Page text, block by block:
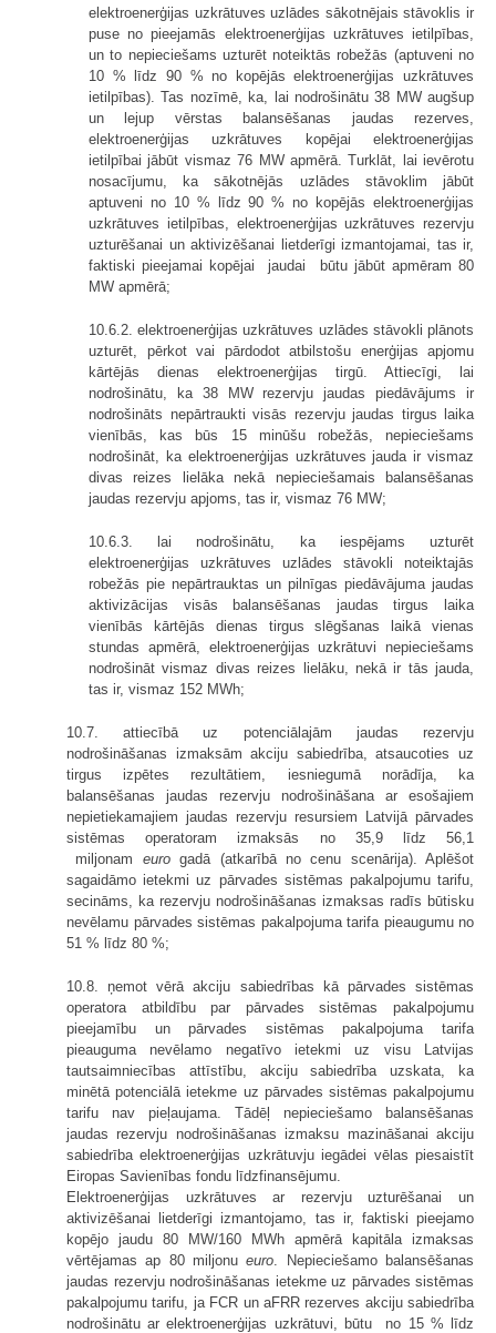
elektroenerģijas uzkrātuves uzlādes sākotnējais stāvoklis ir
puse no pieejamās elektroenerģijas uzkrātuves ietilpības,
un to nepieciešams uzturēt noteiktās robežās (aptuveni no
10 % līdz 90 % no kopējās elektroenerģijas uzkrātuves
ietilpības). Tas nozīmē, ka, lai nodrošinātu 38 MW augšup
un lejup vērstas balansēšanas jaudas rezerves,
elektroenerģijas uzkrātuves kopējai elektroenerģijas
ietilpībai jābūt vismaz 76 MW apmērā. Turklāt, lai ievērotu
nosacījumu, ka sākotnējās uzlādes stāvoklim jābūt
aptuveni no 10 % līdz 90 % no kopējās elektroenerģijas
uzkrātuves ietilpības, elektroenerģijas uzkrātuves rezervju
uzturēšanai un aktivizēšanai lietderīgi izmantojamai, tas ir,
faktiski pieejamai kopējai jaudai būtu jābūt apmēram 80
MW apmērā;
10.6.2. elektroenerģijas uzkrātuves uzlādes stāvokli plānots
uzturēt, pērkot vai pārdodot atbilstošu enerģijas apjomu
kārtējās dienas elektroenerģijas tirgū. Attiecīgi, lai
nodrošinātu, ka 38 MW rezervju jaudas piedāvājums ir
nodrošināts nepārtraukti visās rezervju jaudas tirgus laika
vienībās, kas būs 15 minūšu robežās, nepieciešams
nodrošināt, ka elektroenerģijas uzkrātuves jauda ir vismaz
divas reizes lielāka nekā nepieciešamais balansēšanas
jaudas rezervju apjoms, tas ir, vismaz 76 MW;
10.6.3. lai nodrošinātu, ka iespējams uzturēt
elektroenerģijas uzkrātuves uzlādes stāvokli noteiktajās
robežās pie nepārtrauktas un pilnīgas piedāvājuma jaudas
aktivizācijas visās balansēšanas jaudas tirgus laika
vienībās kārtējās dienas tirgus slēgšanas laikā vienas
stundas apmērā, elektroenerģijas uzkrātuvi nepieciešams
nodrošināt vismaz divas reizes lielāku, nekā ir tās jauda,
tas ir, vismaz 152 MWh;
10.7. attiecībā uz potenciālajām jaudas rezervju
nodrošināšanas izmaksām akciju sabiedrība, atsaucoties uz
tirgus izpētes rezultātiem, iesniegumā norādīja, ka
balansēšanas jaudas rezervju nodrošināšana ar esošajiem
nepietiekamajiem jaudas rezervju resursiem Latvijā pārvades
sistēmas operatoram izmaksās no 35,9 līdz 56,1
miljonam eurogadā (atkarībā no cenu scenārija). Aplēšot
sagaidāmo ietekmi uz pārvades sistēmas pakalpojumu tarifu,
secināms, ka rezervju nodrošināšanas izmaksas radīs būtisku
nevēlamu pārvades sistēmas pakalpojuma tarifa pieaugumu no
51 % līdz 80 %;
10.8. ņemot vērā akciju sabiedrības kā pārvades sistēmas
operatora atbildību par pārvades sistēmas pakalpojumu
pieejamību un pārvades sistēmas pakalpojuma tarifa
pieauguma nevēlamo negatīvo ietekmi uz visu Latvijas
tautsaimniecības attīstību, akciju sabiedrība uzskata, ka
minētā potenciālā ietekme uz pārvades sistēmas pakalpojumu
tarifu nav pieļaujama. Tādēļ nepieciešamo balansēšanas
jaudas rezervju nodrošināšanas izmaksu mazināšanai akciju
sabiedrība elektroenerģijas uzkrātuvju iegādei vēlas piesaistīt
Eiropas Savienības fondu līdzfinansējumu.
Elektroenerģijas uzkrātuves ar rezervju uzturēšanai un
aktivizēšanai lietderīgi izmantojamo, tas ir, faktiski pieejamo
kopējo jaudu 80 MW/160 MWh apmērā kapitāla izmaksas
vērtējamas ap 80 miljonueuro . Nepieciešamo balansēšanas
jaudas rezervju nodrošināšanas ietekme uz pārvades sistēmas
pakalpojumu tarifu, ja FCR un aFRR rezerves akciju sabiedrība
nodrošinātu ar elektroenerģijas uzkrātuvi, būtu no 15 % līdz